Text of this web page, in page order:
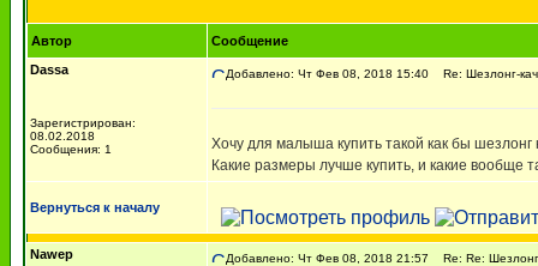
Автор
Сообщение
Dassa
Зарегистрирован:
08.02.2018
Сообщения: 1
Добавлено: Чт Фев 08, 2018 15:40 Re: Шезлонг-
Хочу для малыша купить такой как бы шезлонг
Какие размеры лучше купить, и какие вообще
Вернуться к началу
Nawep Добавлено: Чт Фев 08, 2018 21:57 Re: Re: